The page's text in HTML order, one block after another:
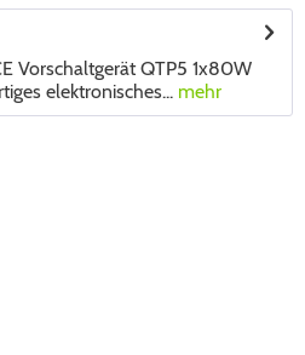
Vorschaltgerät QTP5 1x80W
elektronisches... mehr